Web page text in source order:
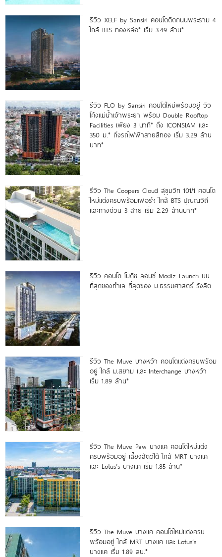
รีวิว XELF by Sansiri คอนโดติดถนนพระราม 4
ใกล้ BTS ทองหล่อ* เริ่ม 3.49 ล้าน*
รีวิว FLO by Sansiri คอนโดใหม่พร้อมอยู่ วิว
โค้งแม่น้ำเจ้าพระยา พร้อม Double Rooftop
Facilities เพียง 3 นาที* ถึง ICONSIAM และ
350 ม.* ถึงรถไฟฟ้าสายสีทอง เริ่ม 3.29 ล้าน
บาท*
รีวิว The Coopers Cloud สุขุมวิท 101/1 คอนโด
ใหม่แต่งครบพร้อมเฟอร์ฯ ใกล้ BTS ปุณณวิถี
และทางด่วน 3 สาย เริ่ม 2.29 ล้านบาท*
รีวิว คอนโด โมดิซ ลอนซ์ Modiz Launch บน
ที่สุดของทำเล ที่สุดของ ม.ธรรมศาสตร์ รังสิต
รีวิว The Muve บางหว้า คอนโดแต่งครบพร้อม
อยู่ ใกล้ ม.สยาม และ Interchange บางหว้า
เริ่ม 1.89 ล้าน*
รีวิว The Muve Paw บางแค คอนโดใหม่แต่ง
ครบพร้อมอยู่ เลี้ยงสัตว์ได้ ใกล้ MRT บางแค
และ Lotus’s บางแค เริ่ม 1.85 ล้าน*
รีวิว The Muve บางแค คอนโดใหม่แต่งครบ
พร้อมอยู่ ใกล้ MRT บางแค และ Lotus’s
บางแค เริ่ม 1.89 ลบ.*